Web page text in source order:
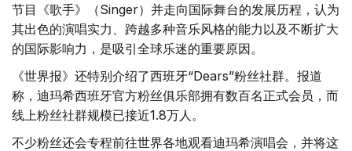
节目《歌手》（Singer）并走向国际舞台的发展历程，认为
其出色的演唱实力、跨越多种音乐风格的能力以及不断扩大
的国际影响力，是吸引全球乐迷的重要原因。
《世界报》还特别介绍了西班牙“Dears”粉丝社群。报道
称，迪玛希西班牙官方粉丝俱乐部拥有数百名正式会员，而
线上粉丝社群规模已接近1.8万人。
不少粉丝还会专程前往世界各地观看迪玛希演唱会，并将这